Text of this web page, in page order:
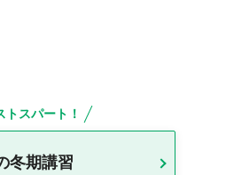
スパート！
冬期講習